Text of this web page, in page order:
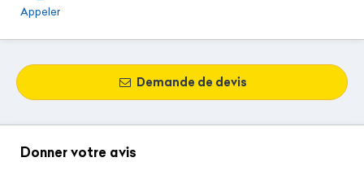
Appeler
Demande de devis
Donner votre avis